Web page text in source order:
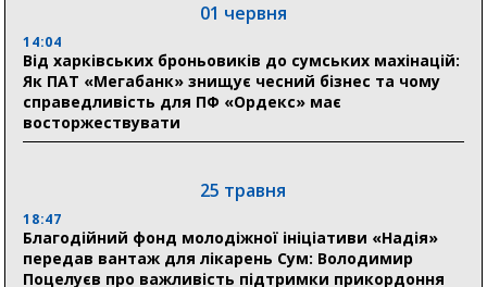
Пенсійний фонд Сумщини спрямував 0,2 млрд грн
на пенсії, страхові виплати та підтримку
прифронтових громад
прифронтової Сумщини: перша група оздоровилася
в Австрії
18:30
Ніколаєнко: у Сумах погодили 115 компенсацій на
01 червня
14:04
Від харківських броньовиків до сумських махінацій:
Як ПАТ «Мегабанк» знищує чесний бізнес та чому
справедливість для ПФ «Ордекс» має
восторжествувати
25 травня
18:47
Благодійний фонд молодіжної ініціативи «Надія»
передав вантаж для лікарень Сум: Володимир
Поцелуєв про важливість підтримки прикордоння